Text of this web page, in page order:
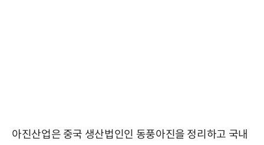
아진산업은 중국 생산법인인 동풍아진을 정리하고 국내